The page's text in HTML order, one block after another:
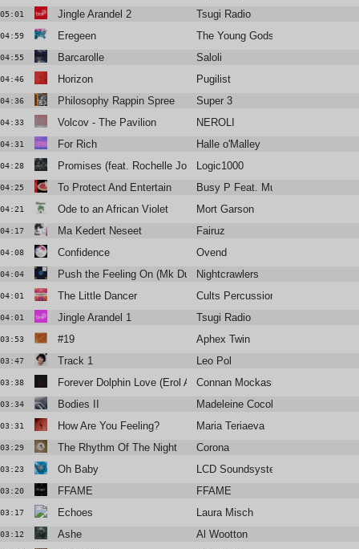
05:01 Jingle Arandel 2 Tsugi Radio
04:59 Eregeen The Young Gods
04:55 Barcarolle Saloli
04:46 Horizon Pugilist
04:36 Philosophy Rappin Spree Super 3
04:33 Volcov - The Pavilion NEROLI
04:31 For Rich Halle o'Malley
04:28 Promises (feat. Rochelle Jordan)Logic1000
04:25 To Protect And Entertain Busy P Feat. Murs
04:21 Ode to an African Violet Mort Garson
04:17 Ma Kedert Neseet Fairuz
04:08 Confidence Ovend
04:04 Push the Feeling On (Mk Dub Revisited Edit)
Nightcrawlers
04:01 The Little Dancer Cults Percussion Ensemble
04:01 Jingle Arandel 1 Tsugi Radio
03:53 #19 Aphex Twin
03:47 Track 1 Leo Pol
03:38 Forever Dolphin Love (Erol Alkan Rework)
Connan Mockasin
03:34 Bodies II Madeleine Cocolas
03:31 How Are You Feeling? Maria Teriaeva
03:29 The Rhythm Of The Night Corona
03:23 Oh Baby LCD Soundsystem
03:20 FFAME FFAME
03:17 Echoes Laura Misch
03:12 Ashe Al Wootton